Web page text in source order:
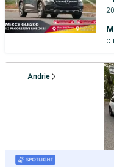
Andrie